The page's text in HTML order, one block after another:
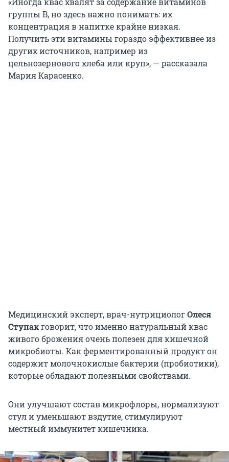
группы B, но здесь важно понимать: их
концентрация в напитке крайне низкая.
Получить эти витамины гораздо эффективнее из
других источников, например из
цельнозернового хлеба или круп», — рассказала
Мария Карасенко.
Медицинский эксперт, врач-нутрициологОлеся
Ступакговорит, что именно натуральный квас
живого брожения очень полезен для кишечной
микробиоты. Как ферментированный продукт он
содержит молочнокислые бактерии (пробиотики),
которые обладают полезными свойствами.
Они улучшают состав микрофлоры, нормализуют
стул и уменьшают вздутие, стимулируют
местный иммунитет кишечника.